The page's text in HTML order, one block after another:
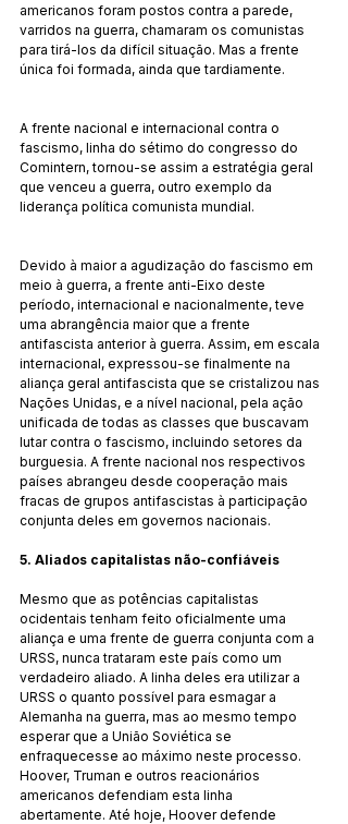
americanos foram postos contra a parede,
varridos na guerra, chamaram os comunistas
para tirá-los da difícil situação. Mas a frente
única foi formada, ainda que tardiamente.
A frente nacional e internacional contra o
fascismo, linha do sétimo do congresso do
Comintern, tornou-se assim a estratégia geral
que venceu a guerra, outro exemplo da
liderança política comunista mundial.
Devido à maior a agudização do fascismo em
meio à guerra, a frente anti-Eixo deste
período, internacional e nacionalmente, teve
uma abrangência maior que a frente
antifascista anterior à guerra. Assim, em escala
internacional, expressou-se finalmente na
aliança geral antifascista que se cristalizou nas
Nações Unidas, e a nível nacional, pela ação
unificada de todas as classes que buscavam
lutar contra o fascismo, incluindo setores da
burguesia. A frente nacional nos respectivos
países abrangeu desde cooperação mais
fracas de grupos antifascistas à participação
conjunta deles em governos nacionais.
5. Aliados capitalistas não-confiáveis
Mesmo que as potências capitalistas
ocidentais tenham feito oficialmente uma
aliança e uma frente de guerra conjunta com a
URSS, nunca trataram este país como um
verdadeiro aliado. A linha deles era utilizar a
URSS o quanto possível para esmagar a
Alemanha na guerra, mas ao mesmo tempo
esperar que a União Soviética se
enfraquecesse ao máximo neste processo.
Hoover, Truman e outros reacionários
americanos defendiam esta linha
abertamente. Até hoje, Hoover defende